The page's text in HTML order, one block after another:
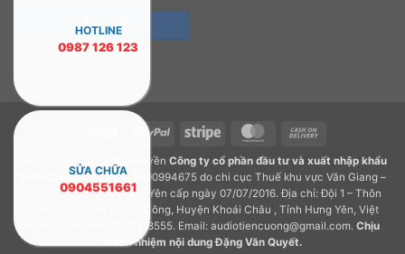
PayPal Stripe MasterCard
Delivery
Copyright 2026 © Bản quyền Công ty cổ phần đầu tư và xuất nhập khẩu
Tiến Cường.GPDKKD: 0900994675 do chi cục Thuế khu vực Văn Giang –
Khoái Châu – Tỉnh Hưng Yên cấp ngày 07/07/2016. Địa chỉ: Đội 1 – Thôn
Hương Quất, Xã Thành Công, Huyện Khoái Châu , Tỉnh Hưng Yên, Việt
Nam. Điện thoại: 0932918555. Email: audiotiencuong@gmail.com. Chịu
trách nhiệm nội dung Đặng Văn Quyết.
HOTLINE
0987 126 123
SỬA CHỮA
0904551661